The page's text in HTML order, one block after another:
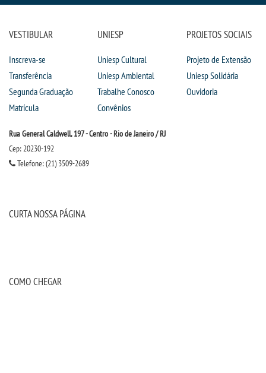
VESTIBULAR
Inscreva-se
Transferência
Segunda Graduação
Matrícula
UNIESP
Uniesp Cultural
Uniesp Ambiental
Trabalhe Conosco
Convênios
PROJETOS SOCIAIS
Projeto de Extensão
Uniesp Solidária
Ouvidoria
Rua General Caldwell, 197 - Centro - Rio de Janeiro / RJ
Cep: 20230-192
Telefone: (21) 3509-2689
CURTA NOSSA PÁGINA
COMO CHEGAR